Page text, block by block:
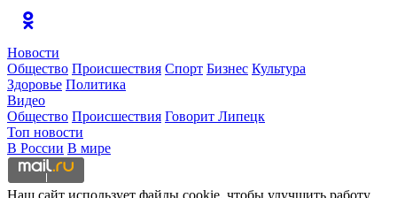
Новости
Общество Происшествия Спорт Бизнес Культура
Здоровье Политика
Видео
Общество Происшествия Говорит Липецк
Топ новости
В России В мире